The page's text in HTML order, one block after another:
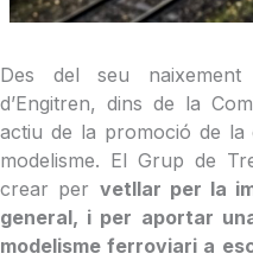
Des del seu naixement
d’Engitren, dins de la
actiu de la promoció de
modelisme. El Grup de
crear per vetllar per la
general, i per aportar
modelisme ferroviari a